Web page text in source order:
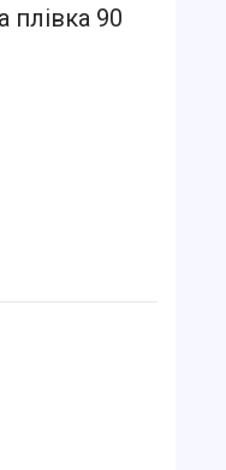
плівка 90